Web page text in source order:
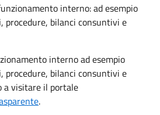
interno: ad esempio
procedure, bilanci consuntivi e
interno ad esempio
procedure, bilanci consuntivi e
visitare il portale
.